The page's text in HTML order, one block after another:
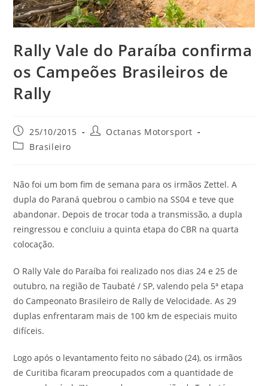
Rally Vale do Paraíba confirma
os Campeões Brasileiros de
Rally
25/10/2015
Octanas Motorsport
Brasileiro
Não foi um bom fim de semana para os irmãos Zettel. A
dupla do Paraná quebrou o cambio na SS04 e teve que
abandonar. Depois de trocar toda a transmissão, a dupla
reingressou e concluiu a quinta etapa do CBR na quarta
colocação.
O Rally Vale do Paraíba foi realizado nos dias 24 e 25 de
outubro, na região de Taubaté / SP, valendo pela 5ª etapa
do Campeonato Brasileiro de Rally de Velocidade. As 29
duplas enfrentaram mais de 100 km de especiais muito
difíceis.
Logo após o levantamento feito no sábado (24), os irmãos
de Curitiba ficaram preocupados com a quantidade de